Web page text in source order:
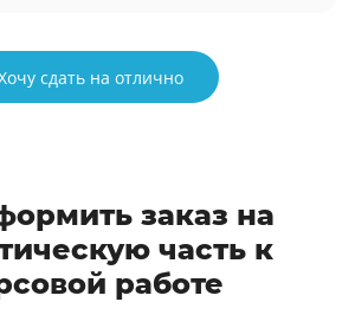
сдать на отлично
заказ на
часть к
работе